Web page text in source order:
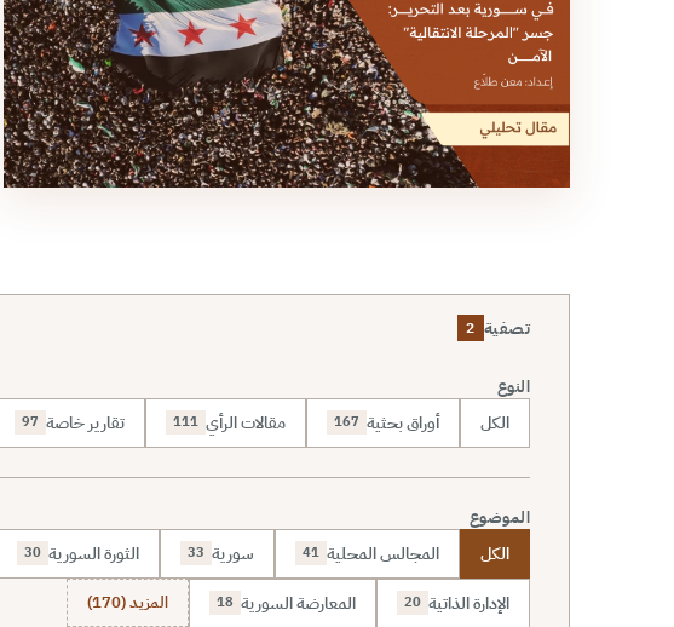
تصفية 2
النوع
الكل أوراق بحثية 167 مقالات الرأي 111 تقارير خاصة 97
الموضوع
الكل المجالس المحلية 41 سورية 33 الثورة السورية 30
الإدارة الذاتية 20 المعارضة السورية 18 المزيد (170)